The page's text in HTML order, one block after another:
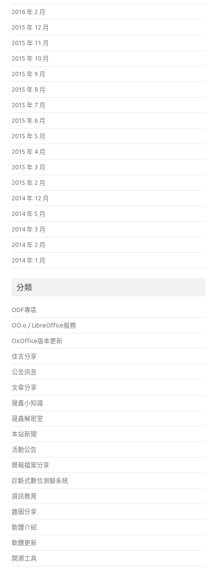
2016 年 2 月
2015 年 12 月
2015 年 11 月
2015 年 10 月
2015 年 9 月
2015 年 8 月
2015 年 7 月
2015 年 6 月
2015 年 5 月
2015 年 4 月
2015 年 3 月
2015 年 2 月
2014 年 12 月
2014 年 5 月
2014 年 3 月
2014 年 2 月
2014 年 1 月
分類
ODF專區
OO.o / LibreOffice服務
OxOffice版本更新
佳言分享
公告訊息
文章分享
晟鑫小知識
晟鑫解密室
本站新聞
活動公告
簡報檔案分享
診斷式數位測驗系統
資訊教育
趣圖分享
軟體介紹
軟體更新
開源工具